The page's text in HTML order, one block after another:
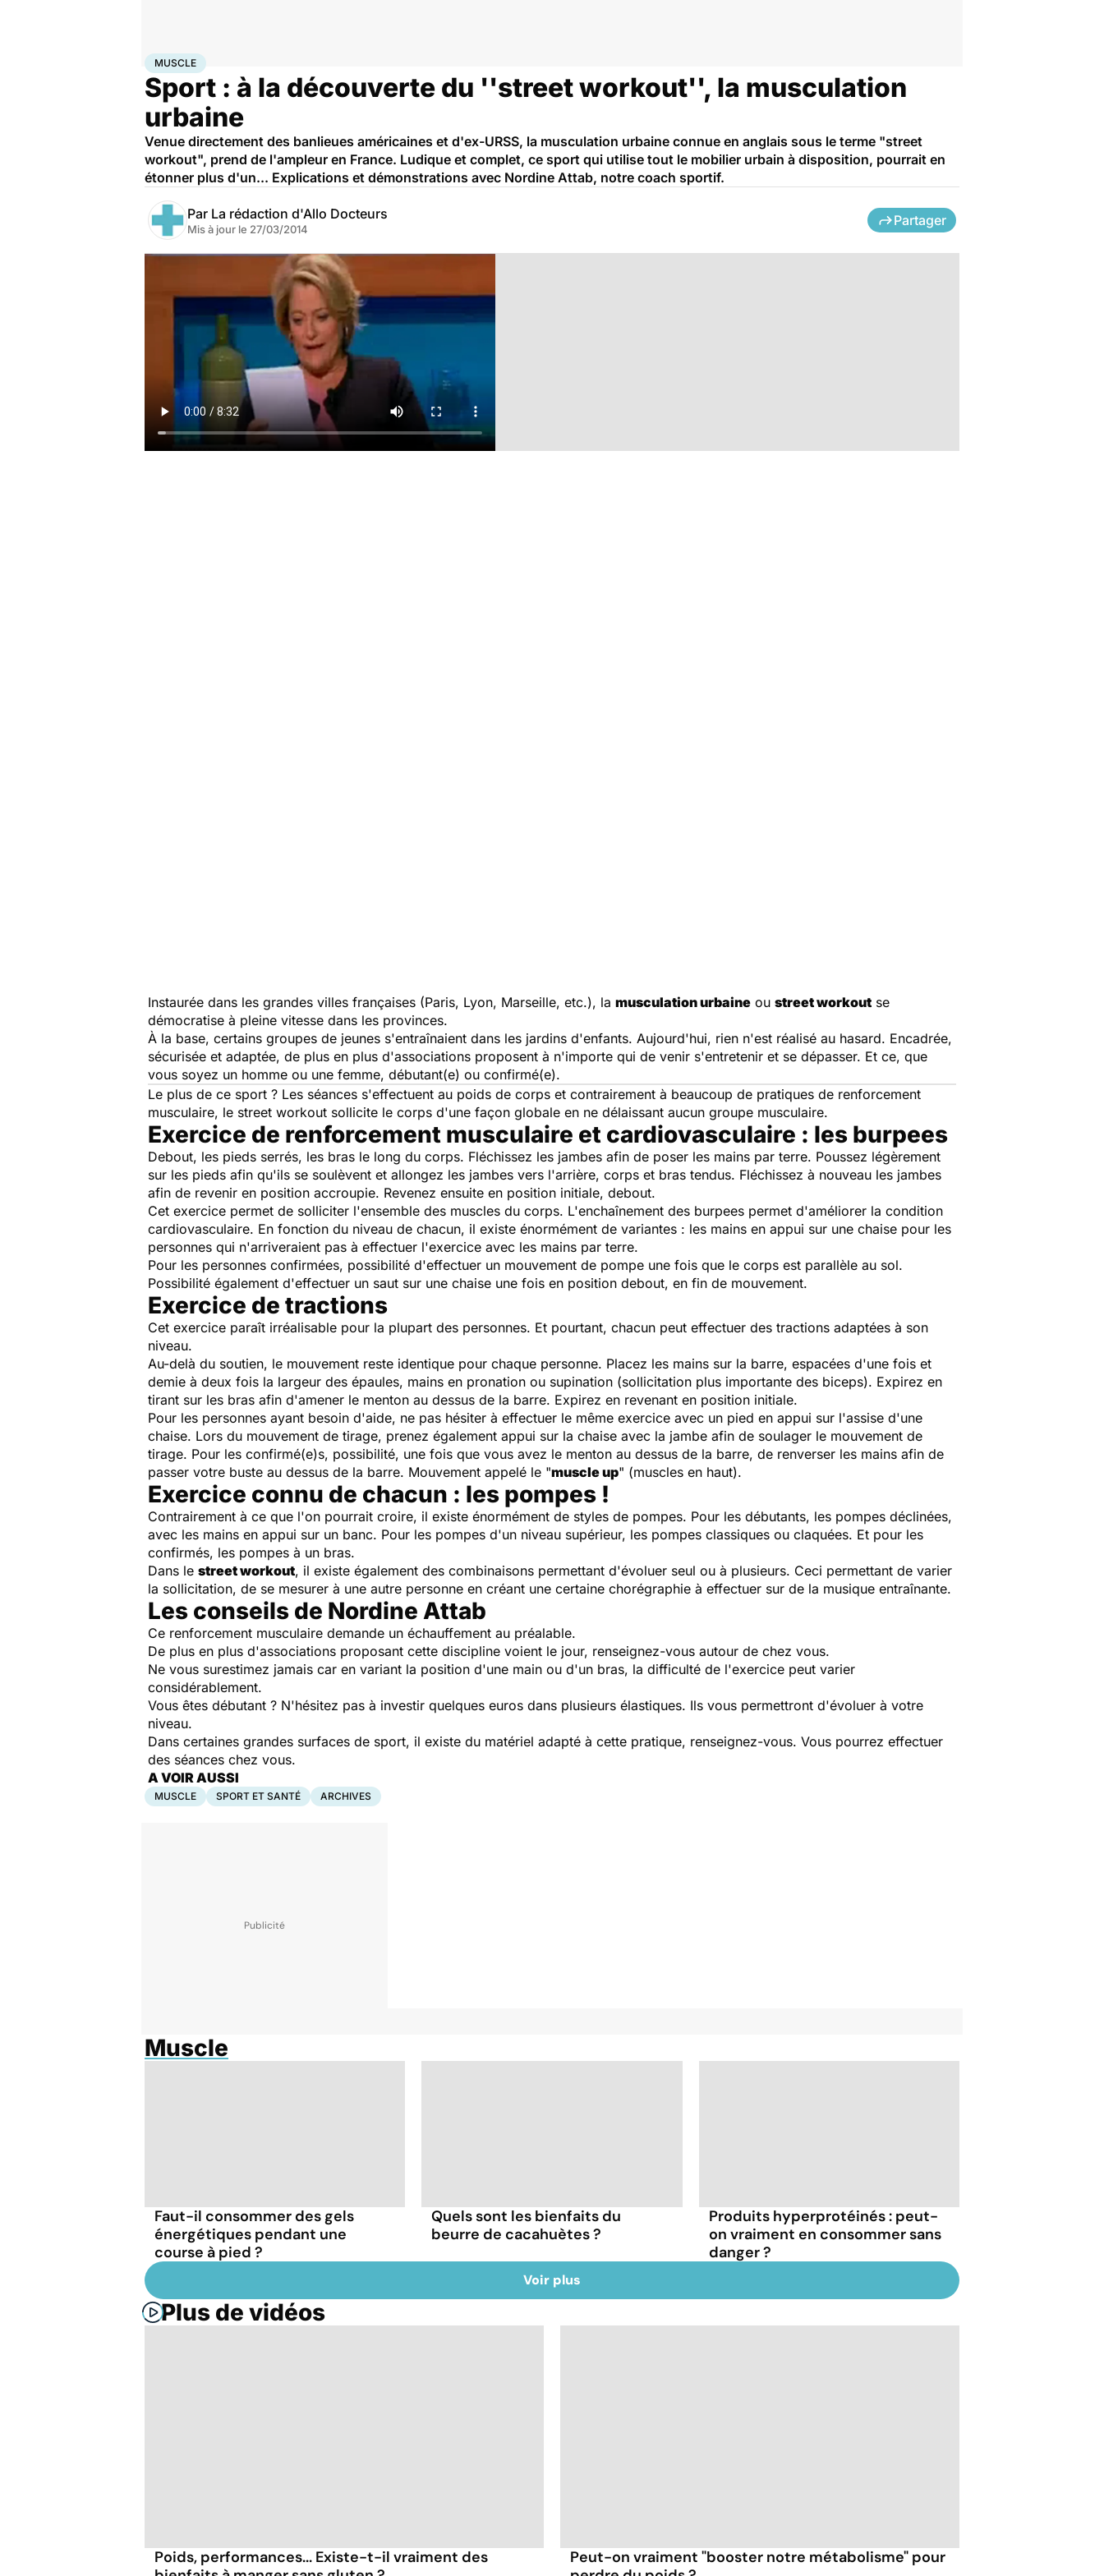
AccueilBien-être
MUSCLE
Sport : à la découverte du ''street workout'', la musculation
urbaine
Venue directement des banlieues américaines et d'ex-URSS, la musculation urbaine connue en anglais sous le terme "street
workout", prend de l'ampleur en France. Ludique et complet, ce sport qui utilise tout le mobilier urbain à disposition, pourrait en
étonner plus d'un... Explications et démonstrations avec Nordine Attab, notre coach sportif.
Par La rédaction d'Allo Docteurs
Mis à jour le 27/03/2014
Partager
Instaurée dans les grandes villes françaises (Paris, Lyon, Marseille, etc.), la musculation urbaine ou street workout se
démocratise à pleine vitesse dans les provinces.
À la base, certains groupes de jeunes s'entraînaient dans les jardins d'enfants. Aujourd'hui, rien n'est réalisé au hasard. Encadrée,
sécurisée et adaptée, de plus en plus d'associations proposent à n'importe qui de venir s'entretenir et se dépasser. Et ce, que
vous soyez un homme ou une femme, débutant(e) ou confirmé(e).
Le plus de ce sport ? Les séances s'effectuent au poids de corps et contrairement à beaucoup de pratiques de renforcement
musculaire, le street workout sollicite le corps d'une façon globale en ne délaissant aucun groupe musculaire.
Exercice de renforcement musculaire et cardiovasculaire : les burpees
Debout, les pieds serrés, les bras le long du corps. Fléchissez les jambes afin de poser les mains par terre. Poussez légèrement
sur les pieds afin qu'ils se soulèvent et allongez les jambes vers l'arrière, corps et bras tendus. Fléchissez à nouveau les jambes
afin de revenir en position accroupie. Revenez ensuite en position initiale, debout.
Cet exercice permet de solliciter l'ensemble des muscles du corps. L'enchaînement des burpees permet d'améliorer la condition
cardiovasculaire. En fonction du niveau de chacun, il existe énormément de variantes : les mains en appui sur une chaise pour les
personnes qui n'arriveraient pas à effectuer l'exercice avec les mains par terre.
Pour les personnes confirmées, possibilité d'effectuer un mouvement de pompe une fois que le corps est parallèle au sol.
Possibilité également d'effectuer un saut sur une chaise une fois en position debout, en fin de mouvement.
Exercice de tractions
Cet exercice paraît irréalisable pour la plupart des personnes. Et pourtant, chacun peut effectuer des tractions adaptées à son
niveau.
Au-delà du soutien, le mouvement reste identique pour chaque personne. Placez les mains sur la barre, espacées d'une fois et
demie à deux fois la largeur des épaules, mains en pronation ou supination (sollicitation plus importante des biceps). Expirez en
tirant sur les bras afin d'amener le menton au dessus de la barre. Expirez en revenant en position initiale.
Pour les personnes ayant besoin d'aide, ne pas hésiter à effectuer le même exercice avec un pied en appui sur l'assise d'une
chaise. Lors du mouvement de tirage, prenez également appui sur la chaise avec la jambe afin de soulager le mouvement de
tirage. Pour les confirmé(e)s, possibilité, une fois que vous avez le menton au dessus de la barre, de renverser les mains afin de
passer votre buste au dessus de la barre. Mouvement appelé le "muscle up" (muscles en haut).
Exercice connu de chacun : les pompes !
Contrairement à ce que l'on pourrait croire, il existe énormément de styles de pompes. Pour les débutants, les pompes déclinées,
avec les mains en appui sur un banc. Pour les pompes d'un niveau supérieur, les pompes classiques ou claquées. Et pour les
confirmés, les pompes à un bras.
Dans le street workout, il existe également des combinaisons permettant d'évoluer seul ou à plusieurs. Ceci permettant de varier
la sollicitation, de se mesurer à une autre personne en créant une certaine chorégraphie à effectuer sur de la musique entraînante.
Les conseils de Nordine Attab
Ce renforcement musculaire demande un échauffement au préalable.
De plus en plus d'associations proposant cette discipline voient le jour, renseignez-vous autour de chez vous.
Ne vous surestimez jamais car en variant la position d'une main ou d'un bras, la difficulté de l'exercice peut varier
considérablement.
Vous êtes débutant ? N'hésitez pas à investir quelques euros dans plusieurs élastiques. Ils vous permettront d'évoluer à votre
niveau.
Dans certaines grandes surfaces de sport, il existe du matériel adapté à cette pratique, renseignez-vous. Vous pourrez effectuer
des séances chez vous.
A VOIR AUSSI
MUSCLE SPORT ET SANTÉ ARCHIVES
Muscle
Faut-il consommer des gels
énergétiques pendant une
course à pied ?
Quels sont les bienfaits du
beurre de cacahuètes ?
Produits hyperprotéinés : peut-
on vraiment en consommer sans
danger ?
Voir plus
Plus de vidéos
Poids, performances... Existe-t-il vraiment des
Peut-on vraiment "booster notre métabolisme" pour